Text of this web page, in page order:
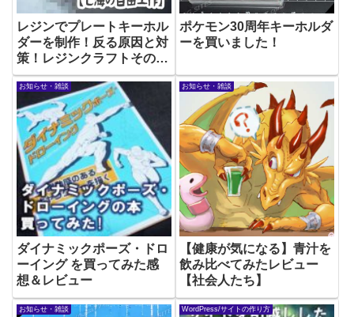
レジンでプレートキーホル
ダーを制作！反る原因と対
策！レジンクラフトその2
｜七海の自由工作2
ポケモン30周年キーホルダ
ーを買いました！
お知らせ・雑談
ダイナミックポーズ・ドロ
ーイング を買ってみた感
想＆レビュー
お知らせ・雑談
【健康が気になる】青汁を
飲み比べてみたレビュー
【社会人たち】
お知らせ・雑談 WordPress/サイトの作り方